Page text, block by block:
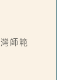
師範